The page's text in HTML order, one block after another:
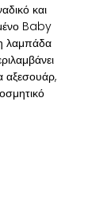
και
Baby
λαμπάδα
αξεσουάρ,